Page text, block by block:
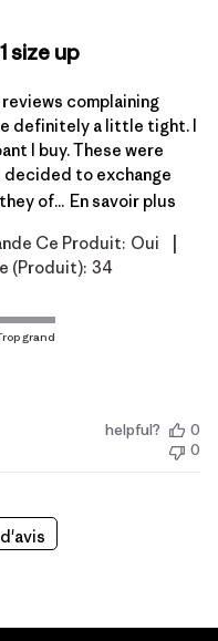
size up
complaining
definitely a little tight. I
I buy. These were
decided to exchange
of... En savoir plus
Ce Produit: Oui
(produit): 34
helpful?
0
0